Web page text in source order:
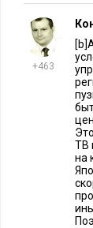
случае
на
отношению
затяжной
мировой
уменьшать
Кроме
валютной
+463
ТВ
на